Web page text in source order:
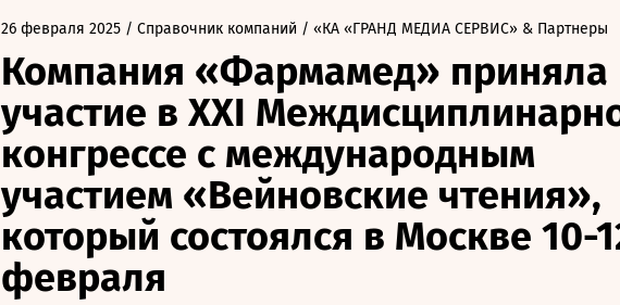
26 февраля 2025 / Справочник компаний / «КА «ГРАНД МЕДИА СЕРВИС» & Партнеры
Компания «Фармамед» приняла
участие в XXI
конгрессе с международным
участием «Вейновские чтения»,
который состоялся в Москве 10-
февраля